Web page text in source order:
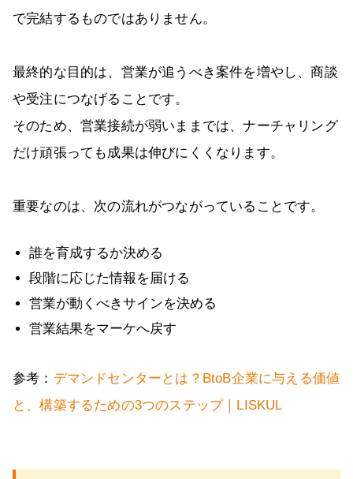
で完結するものではありません。
最終的な目的は、営業が追うべき案件を増やし、商談
や受注につなげることです。
そのため、営業接続が弱いままでは、ナーチャリング
だけ頑張っても成果は伸びにくくなります。
重要なのは、次の流れがつながっていることです。
誰を育成するか決める
段階に応じた情報を届ける
営業が動くべきサインを決める
営業結果をマーケへ戻す
参考： デマンドセンターとは？BtoB企業に与える価値
と、構築するための3つのステップ｜LISKUL